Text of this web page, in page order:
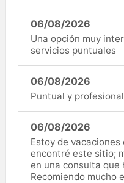
06/08/2026
Una opción muy
servicios puntuales
06/08/2026
Puntual y
06/08/2026
Estoy de
encontré este sitio;
en una consulta que
Recomiendo mucho